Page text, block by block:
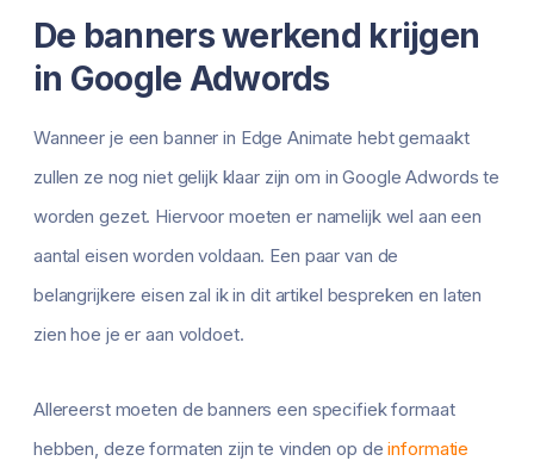
De banners werkend krijgen
in Google Adwords
Wanneer je een banner in Edge Animate hebt gemaakt
zullen ze nog niet gelijk klaar zijn om in Google Adwords te
worden gezet. Hiervoor moeten er namelijk wel aan een
aantal eisen worden voldaan. Een paar van de
belangrijkere eisen zal ik in dit artikel bespreken en laten
zien hoe je er aan voldoet.
Allereerst moeten de banners een specifiek formaat
hebben, deze formaten zijn te vinden op deinformatie